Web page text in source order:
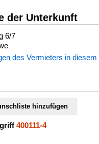
der Unterkunft
6/7
des Vermieters in diesem
hinzufügen
400111-4